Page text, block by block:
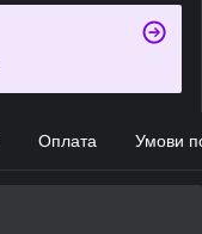
Оплата Умови